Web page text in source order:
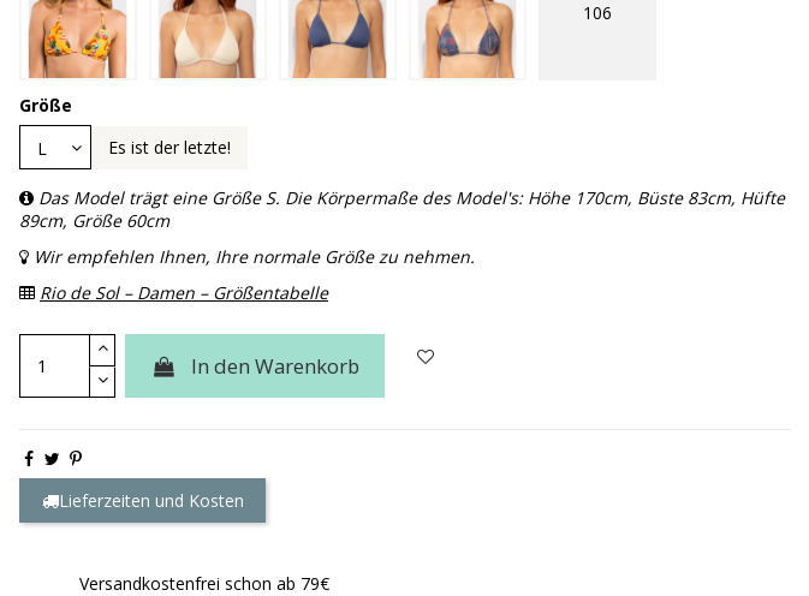
106
Größe
Es ist der letzte!
Das Model trägt eine Größe S. Die Körpermaße des Model's: Höhe 170cm, Büste 83cm, Hüfte
89cm, Größe 60cm
Wir empfehlen Ihnen, Ihre normale Größe zu nehmen.
Rio de Sol – Damen – Größentabelle
In den Warenkorb
Lieferzeiten und Kosten
Versandkostenfrei schon ab 79€